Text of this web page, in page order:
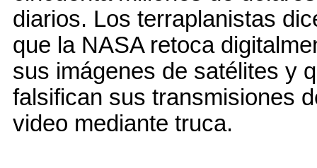
diarios. Los terraplanistas
que la NASA retoca
sus imágenes de satélites y
falsifican sus transmisiones
video mediante truca.